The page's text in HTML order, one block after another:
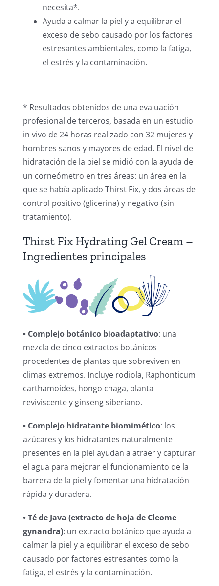
necesita*.
Ayuda a calmar la piel y a equilibrar el
exceso de sebo causado por los factores
estresantes ambientales, como la fatiga,
el estrés y la contaminación.
* Resultados obtenidos de una evaluación
profesional de terceros, basada en un estudio
in vivo de 24 horas realizado con 32 mujeres y
hombres sanos y mayores de edad. El nivel de
hidratación de la piel se midió con la ayuda de
un corneómetro en tres áreas: un área en la
que se había aplicado Thirst Fix, y dos áreas de
control positivo (glicerina) y negativo (sin
tratamiento).
Thirst Fix Hydrating Gel Cream –
Ingredientes principales
• Complejo botánico bioadaptativo: una
mezcla de cinco extractos botánicos
procedentes de plantas que sobreviven en
climas extremos. Incluye rodiola, Raphonticum
carthamoides, hongo chaga, planta
reviviscente y ginseng siberiano.
• Complejo hidratante biomimético: los
azúcares y los hidratantes naturalmente
presentes en la piel ayudan a atraer y capturar
el agua para mejorar el funcionamiento de la
barrera de la piel y fomentar una hidratación
rápida y duradera.
• Té de Java (extracto de hoja de Cleome
gynandra): un extracto botánico que ayuda a
calmar la piel y a equilibrar el exceso de sebo
causado por factores estresantes como la
fatiga, el estrés y la contaminación.